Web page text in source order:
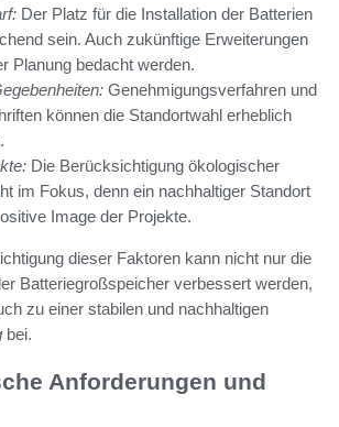
Der Platz für die Installation der Batterien
sein. Auch zukünftige Erweiterungen
Planung bedacht werden.
Genehmigungsverfahren und
können die Standortwahl erheblich
Die Berücksichtigung ökologischer
im Fokus, denn ein nachhaltiger Standort
Image der Projekte.
dieser Faktoren kann nicht nur die
Batteriegroßspeicher verbessert werden,
zu einer stabilen und nachhaltigen
bei.
Anforderungen und